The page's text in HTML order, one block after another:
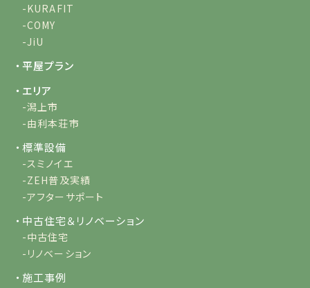
-KURAFIT
-COMY
-JiU
・平屋プラン
・エリア
-潟上市
-由利本荘市
・標準設備
-スミノイエ
-ZEH普及実績
-アフターサポート
・中古住宅＆リノベーション
-中古住宅
-リノベーション
・施工事例